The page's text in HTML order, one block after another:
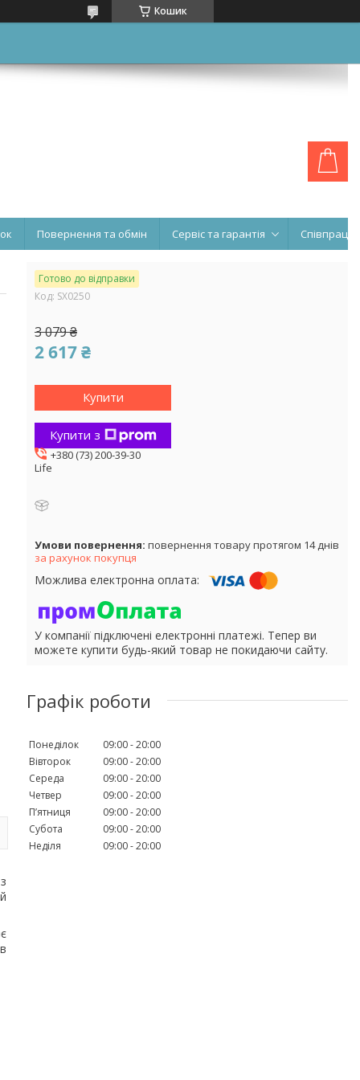
Кошик
Повернення та обмін Сервіс та гарантія Співпраця
Готово до відправки
Код: SX0250
3 079 ₴
2 617 ₴
Купити
Купити з
+380 (73) 200-39-30
Life
повернення товару протягом 14 днів
за рахунок покупця
У компанії підключені електронні платежі. Тепер ви
можете купити будь-який товар не покидаючи сайту.
Графік роботи
Понеділок 09:00 20:00
Вівторок
09:00 20:00
Середа
09:00 20:00
Четвер
09:00 20:00
Пʼятниця
09:00 20:00
Субота
09:00 20:00
Неділя
09:00 20:00